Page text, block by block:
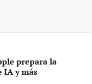
prepara la
IA y más